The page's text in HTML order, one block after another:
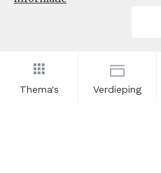
Thema's Verdieping